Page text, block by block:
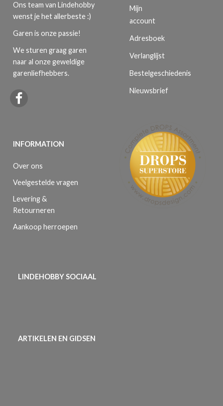
Ons team van Lindehobby
wenst je het allerbeste :)
Garen is onze passie!
We sturen graag garen
naar al onze geweldige
garenliefhebbers.
INFORMATION
Over ons
Veelgestelde vragen
Levering &
Retourneren
Aankoop herroepen
Mijn
account
Adresboek
Verlanglijst
Bestelgeschiedenis
Nieuwsbrief
LINDEHOBBY SOCIAAL
ARTIKELEN EN GIDSEN